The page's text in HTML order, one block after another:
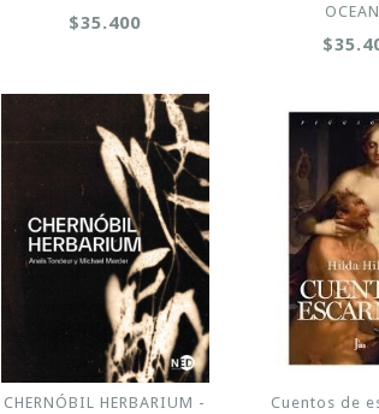
$35.400
CHERNÓBIL HERBARIUM -
Cuentos de